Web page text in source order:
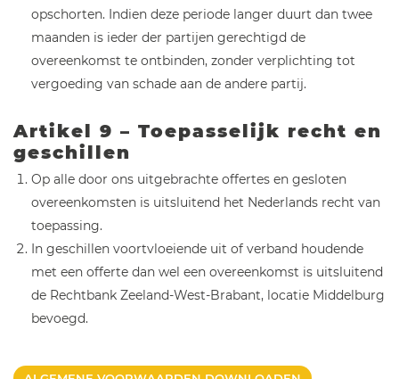
opschorten. Indien deze periode langer duurt dan twee
maanden is ieder der partijen gerechtigd de
overeenkomst te ontbinden, zonder verplichting tot
vergoeding van schade aan de andere partij.
Artikel 9 – Toepasselijk recht en
geschillen
Op alle door ons uitgebrachte offertes en gesloten
overeenkomsten is uitsluitend het Nederlands recht van
toepassing.
In geschillen voortvloeiende uit of verband houdende
met een offerte dan wel een overeenkomst is uitsluitend
de Rechtbank Zeeland-West-Brabant, locatie Middelburg
bevoegd.